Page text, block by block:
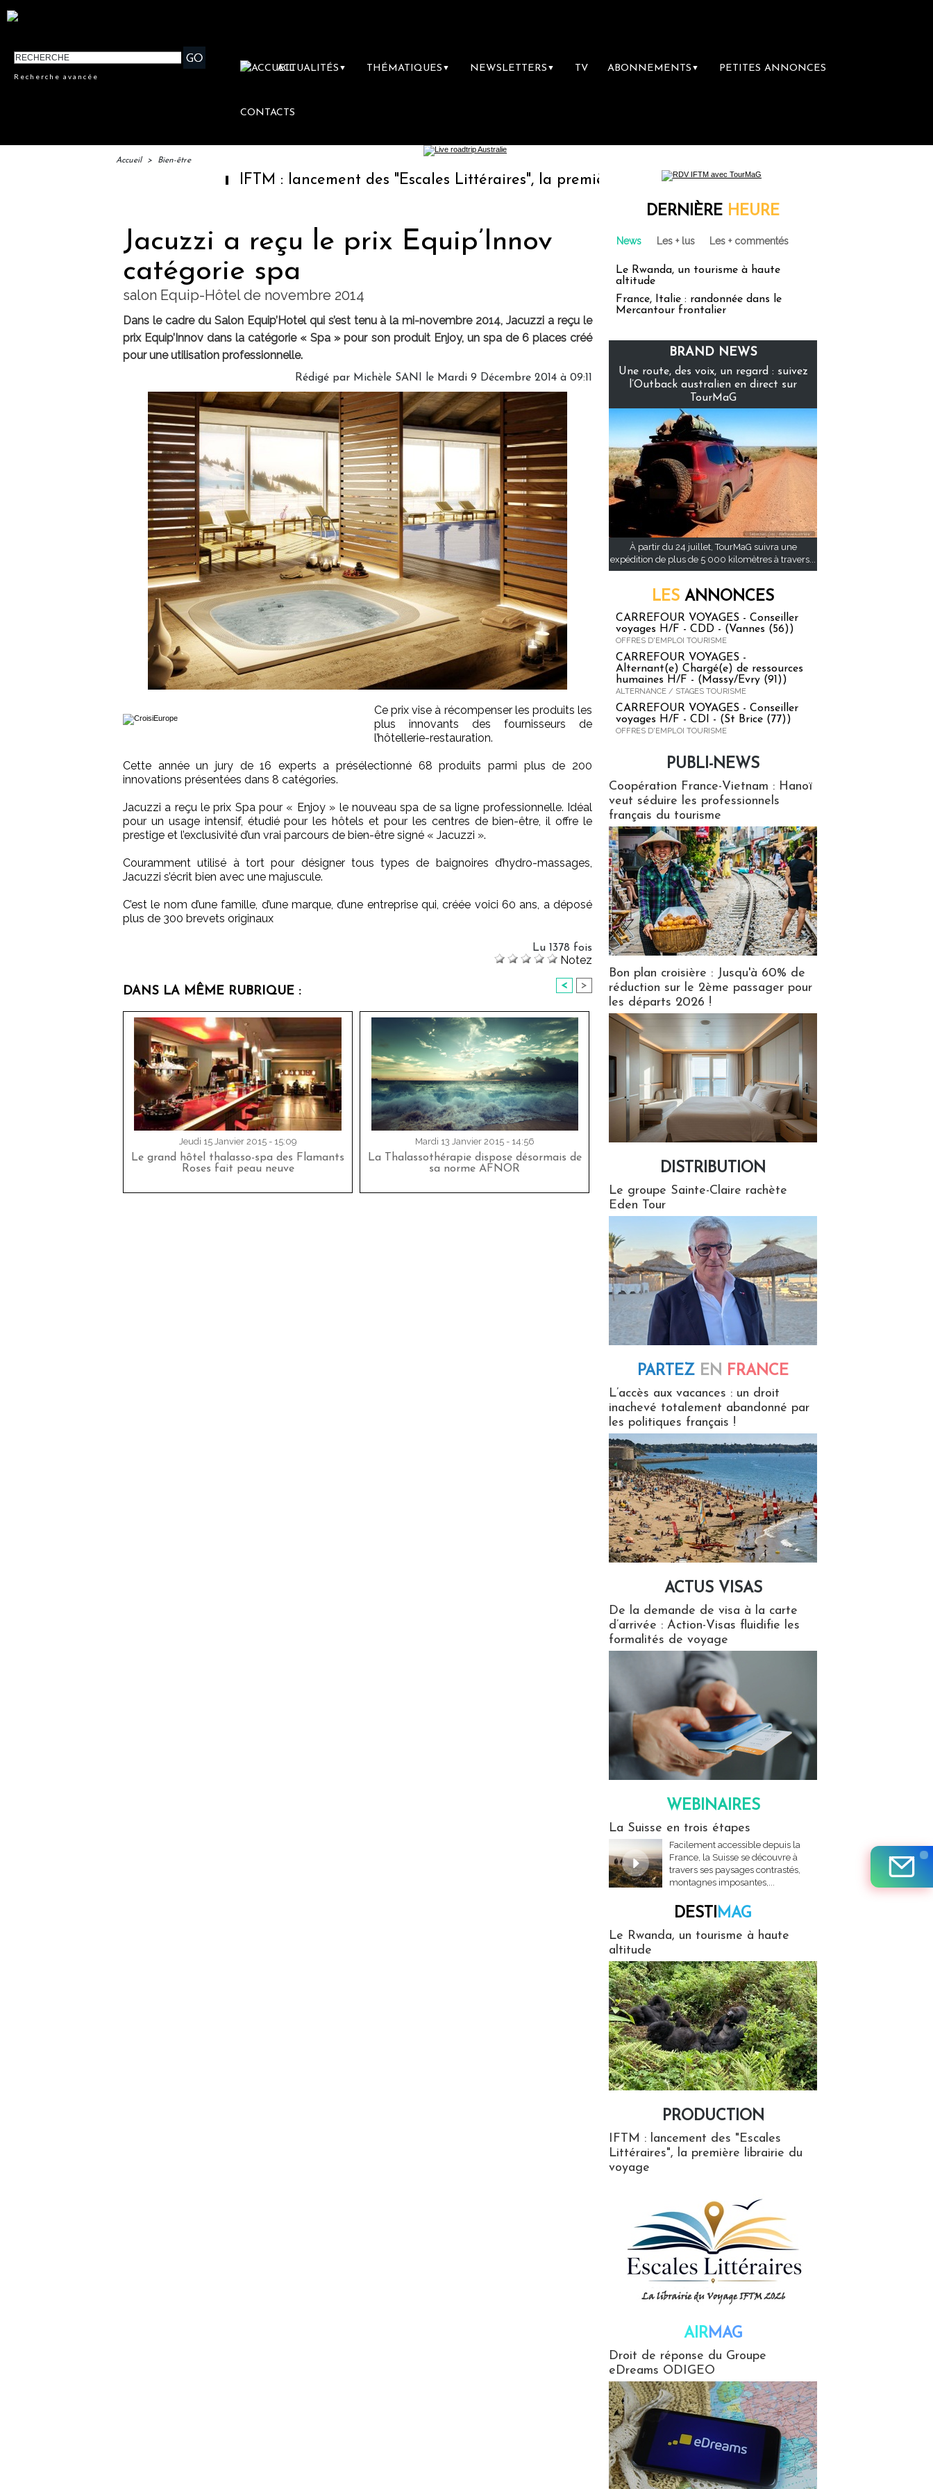
Recherche avancée
ACTUALITÉS ▼ THÉMATIQUES ▼ NEWSLETTERS ▼ TV ABONNEMENTS ▼ PETITES ANNONCES
CONTACTS
Accueil > Bien-être
IFTM : lancement des "Escales Littéraires", la première librairie du voyage Le groupe Sainte-Claire
Jacuzzi a reçu le prix Equip’Innov
catégorie spa
salon Equip-Hôtel de novembre 2014
Dans le cadre du Salon Equip’Hotel qui s’est tenu à la mi-novembre 2014, Jacuzzi a reçu le
prix Equip’Innov dans la catégorie « Spa » pour son produit Enjoy, un spa de 6 places créé
pour une utilisation professionnelle.
Rédigé par Michèle SANI le Mardi 9 Décembre 2014 à 09:11
Ce prix vise à récompenser les produits les
plus innovants des fournisseurs de
l’hôtellerie-restauration.
Cette année un jury de 16 experts a présélectionné 68 produits parmi plus de 200
innovations présentées dans 8 catégories.
Jacuzzi a reçu le prix Spa pour « Enjoy » le nouveau spa de sa ligne professionnelle. Idéal
pour un usage intensif, étudié pour les hôtels et pour les centres de bien-être, il offre le
prestige et l’exclusivité d’un vrai parcours de bien-être signé « Jacuzzi ».
Couramment utilisé à tort pour désigner tous types de baignoires d’hydro-massages,
Jacuzzi s’écrit bien avec une majuscule.
C’est le nom d’une famille, d’une marque, d’une entreprise qui, créée voici 60 ans, a déposé
plus de 300 brevets originaux
Lu 1378 fois
Notez
DANS LA MÊME RUBRIQUE : < >
Jeudi 15 Janvier 2015 - 15:09
Le grand hôtel thalasso-spa des Flamants
Roses fait peau neuve
Mardi 13 Janvier 2015 - 14:56
La Thalassothérapie dispose désormais de
sa norme AFNOR
DERNIÈRE HEURE
News Les + lus Les + commentés
Le Rwanda, un tourisme à haute
altitude
France, Italie : randonnée dans le
Mercantour frontalier
BRAND NEWS
Une route, des voix, un regard : suivez
l’Outback australien en direct sur
TourMaG
À partir du 24 juillet, TourMaG suivra une
expédition de plus de 5 000 kilomètres à travers...
LES ANNONCES
CARREFOUR VOYAGES - Conseiller
voyages H/F - CDD - (Vannes (56))
OFFRES D'EMPLOI TOURISME
CARREFOUR VOYAGES -
Alternant(e) Chargé(e) de ressources
humaines H/F - (Massy/Evry (91))
ALTERNANCE / STAGES TOURISME
CARREFOUR VOYAGES - Conseiller
voyages H/F - CDI - (St Brice (77))
OFFRES D'EMPLOI TOURISME
PUBLI-NEWS
Coopération France-Vietnam : Hanoï
veut séduire les professionnels
français du tourisme
Bon plan croisière : Jusqu'à 60% de
réduction sur le 2ème passager pour
les départs 2026 !
DISTRIBUTION
Le groupe Sainte-Claire rachète
Eden Tour
PARTEZ EN FRANCE
L’accès aux vacances : un droit
inachevé totalement abandonné par
les politiques français !
ACTUS VISAS
De la demande de visa à la carte
d’arrivée : Action-Visas fluidifie les
formalités de voyage
WEBINAIRES
La Suisse en trois étapes
Facilement accessible depuis la
France, la Suisse se découvre à
travers ses paysages contrastés,
montagnes imposantes,...
DESTIMAG
Le Rwanda, un tourisme à haute
altitude
PRODUCTION
IFTM : lancement des "Escales
Littéraires", la première librairie du
voyage
AIRMAG
Droit de réponse du Groupe
eDreams ODIGEO